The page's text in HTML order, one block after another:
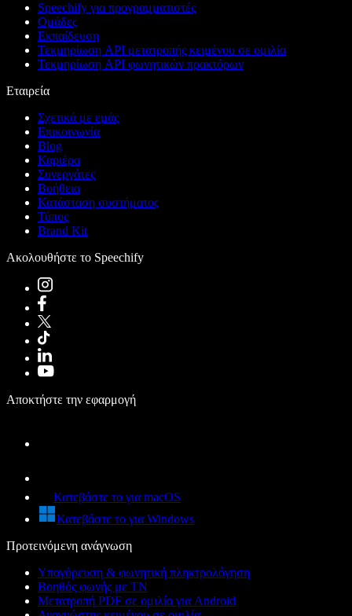
Speechify για προγραμματιστές
Ομάδες
Εκπαίδευση
Τεκμηρίωση API μετατροπής κειμένου σε ομιλία
Τεκμηρίωση API φωνητικών πρακτόρων
Εταιρεία
Σχετικά με εμάς
Επικοινωνία
Blog
Καριέρα
Συνεργάτες
Βοήθεια
Κατάσταση συστήματος
Τύπος
Brand Kit
Ακολουθήστε το Speechify
Αποκτήστε την εφαρμογή
Κατεβάστε το για macOS
Κατεβάστε το για Windows
Προτεινόμενη ανάγνωση
Υπαγόρευση & φωνητική πληκτρολόγηση
Βοηθός φωνής με ΤΝ
Μετατροπή PDF σε ομιλία για Android